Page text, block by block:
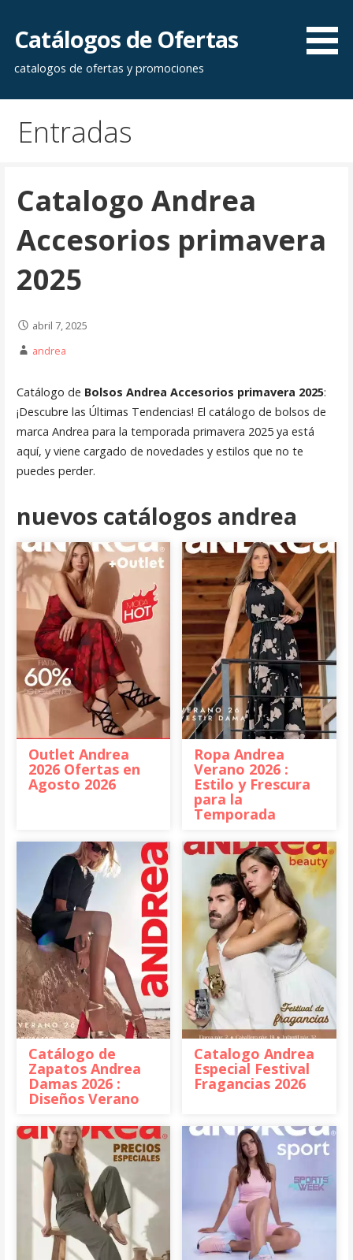
contenido
Catálogos de Ofertas
catalogos de ofertas y promociones
Entradas
Catalogo Andrea
Accesorios primavera
2025
abril 7, 2025
andrea
Catálogo de Bolsos Andrea Accesorios primavera 2025:
¡Descubre las Últimas Tendencias! El catálogo de bolsos de
marca Andrea para la temporada primavera 2025 ya está
aquí, y viene cargado de novedades y estilos que no te
puedes perder.
nuevos catálogos andrea
Outlet Andrea
2026 Ofertas en
Agosto 2026
Ropa Andrea
Verano 2026 :
Estilo y Frescura
para la
Temporada
Catálogo de
Zapatos Andrea
Damas 2026 :
Diseños Verano
Catalogo Andrea
Especial Festival
Fragancias 2026